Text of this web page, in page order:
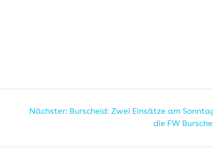
Nächster: Nächster
Burscheid: Zwei Einsätze am
die FW